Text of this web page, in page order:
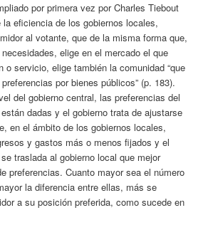
por primera vez por Charles Tiebout
la eficiencia de los gobiernos locales,
al votante, que de la misma forma que,
elige en el mercado el que
o servicio, elige también la comunidad “que
por bienes públicos” (p. 183).
del gobierno central, las preferencias del
dadas y el gobierno trata de ajustarse
en el ámbito de los gobiernos locales,
y gastos más o menos fijados y el
traslada al gobierno local que mejor
preferencias. Cuanto mayor sea el número
la diferencia entre ellas, más se
a su posición preferida, como sucede en